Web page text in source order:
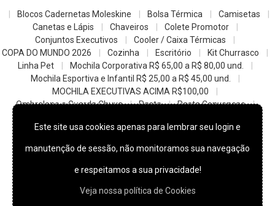
Blocos Cadernetas Moleskine Bolsa Térmica
Camisetas
Canetas e Lápis
Chaveiros
Colete Promotor
Conjuntos Executivos
Cooler / Caixa Térmicas
COPA DO MUNDO 2026
Cozinha Escritório
Kit Churrasco
Linha Pet
Mochila Corporativa R$ 65,00 a R$ 80,00 und.
Mochila Esportiva e Infantil R$ 25,00 a R$ 45,00 und.
MOCHILA EXECUTIVAS ACIMA R$100,00
Ombrelone e Guarda Chuva
Pasta
Pasta Convencao
z- Datas Comemorativas
© 2022Skill Brindes Promocionais -Todos os direitos reservados.
Este site usa cookies apenas para lembrar seu login e
manutenção de sessão, não monitoramos sua navegação
e respeitamos a sua privacidade!
Veja nossa política de Cookies